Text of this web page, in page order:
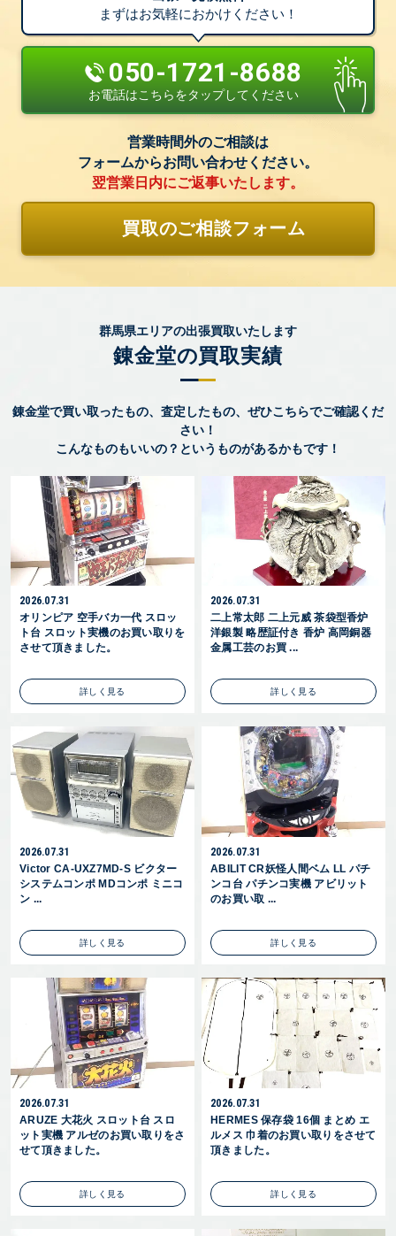
まずはお気軽におかけください！
050-1721-8688
お電話はこちらをタップしてください
営業時間外のご相談は
フォームからお問い合わせください。
翌営業日内にご返事いたします。
買取のご相談フォーム
群馬県エリアの出張買取いたします
錬金堂の買取実績
錬金堂で買い取ったもの、査定したもの、ぜひこちらでご確認くだ
さい！
こんなものもいいの？というものがあるかもです！
2026.07.31
オリンピア 空手バカ一代 スロッ
ト台 スロット実機のお買い取りを
させて頂きました。
詳しく見る
2026.07.31
二上常太郎 二上元威 茶袋型香炉
洋銀製 略歴証付き 香炉 高岡銅器
金属工芸のお買 ...
詳しく見る
2026.07.31
Victor CA-UXZ7MD-S ビクター
システムコンポ MDコンポ ミニコ
ン ...
詳しく見る
2026.07.31
ABILIT CR妖怪人間ベム LL パチ
ンコ台 パチンコ実機 アビリット
のお買い取 ...
詳しく見る
2026.07.31
ARUZE 大花火 スロット台 スロ
ット実機 アルゼのお買い取りをさ
せて頂きました。
詳しく見る
2026.07.31
HERMES 保存袋 16個 まとめ エ
ルメス 巾着のお買い取りをさせて
頂きました。
詳しく見る